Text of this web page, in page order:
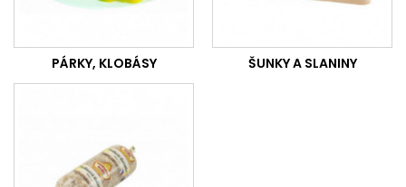
PÁRKY, KLOBÁSY ŠUNKY A SLANINY